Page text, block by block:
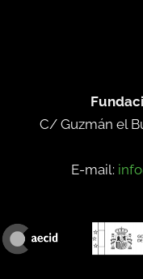
C/ Guzmán el
E-mail: